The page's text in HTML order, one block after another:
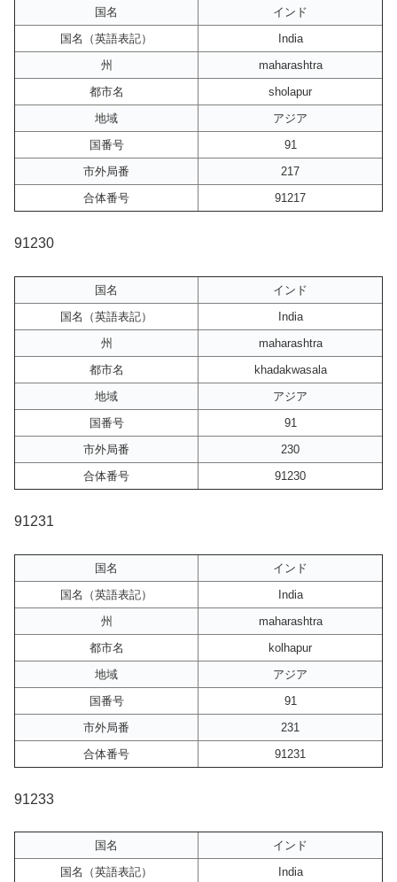
国名
インド
国名（英語表記）
India
州
maharashtra
都市名
sholapur
地域
アジア
国番号
91
市外局番
217
合体番号
91217
91230
国名
インド
国名（英語表記）
India
州
maharashtra
都市名
khadakwasala
地域
アジア
国番号
91
市外局番
230
合体番号
91230
91231
国名
インド
国名（英語表記）
India
州
maharashtra
都市名
kolhapur
地域
アジア
国番号
91
市外局番
231
合体番号
91231
91233
国名
インド
国名（英語表記）
India